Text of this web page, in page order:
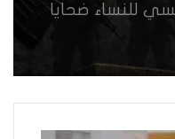
للنساء ضحايا